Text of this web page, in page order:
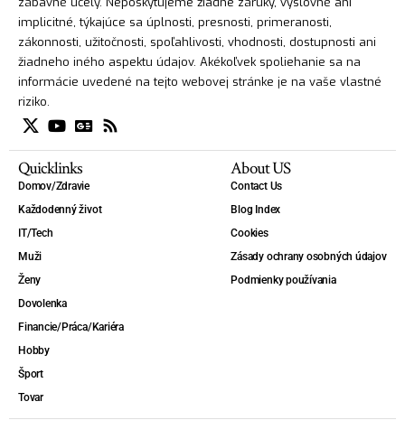
implicitné, týkajúce sa úplnosti, presnosti, primeranosti,
zákonnosti, užitočnosti, spoľahlivosti, vhodnosti, dostupnosti ani
žiadneho iného aspektu údajov. Akékoľvek spoliehanie sa na
informácie uvedené na tejto webovej stránke je na vaše vlastné
riziko.
Quicklinks
Domov/Zdravie
Každodenný život
IT/Tech
Muži
Ženy
Dovolenka
Financie/Práca/Kariéra
Hobby
Šport
Tovar
About US
Contact Us
Blog Index
Cookies
Zásady ochrany osobných údajov
Podmienky používania